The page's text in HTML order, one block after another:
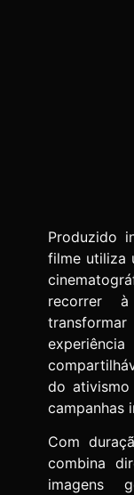
Produzido
filme utiliza
recorrer
do ativismo
campanhas
Com
combina
imagens